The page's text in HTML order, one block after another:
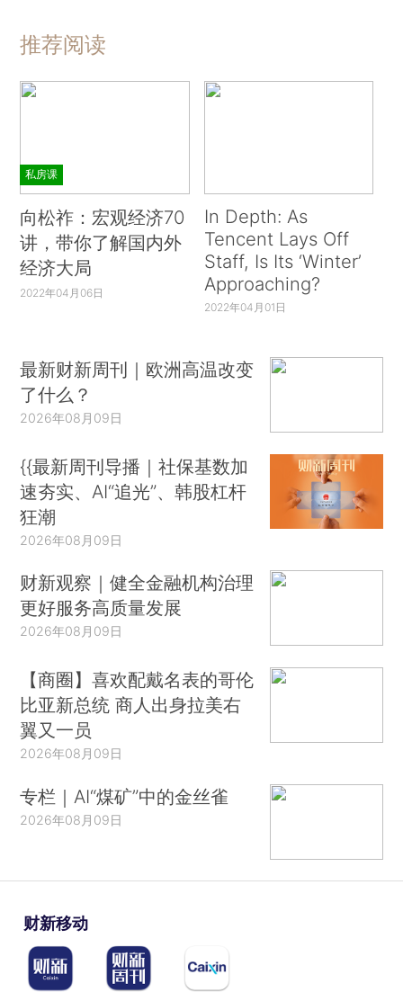
推荐阅读
私房课
向松祚：宏观经济70
讲，带你了解国内外
经济大局
2022年04月06日
In Depth: As
Tencent Lays Off
Staff, Is Its ‘Winter’
Approaching?
2022年04月01日
最新财新周刊｜欧洲高温改变
了什么？
2026年08月09日
{{最新周刊导播｜社保基数加
速夯实、AI“追光”、韩股杠杆
狂潮
2026年08月09日
财新观察｜健全金融机构治理
更好服务高质量发展
2026年08月09日
【商圈】喜欢配戴名表的哥伦
比亚新总统 商人出身拉美右
翼又一员
2026年08月09日
专栏｜AI“煤矿”中的金丝雀
2026年08月09日
财新移动